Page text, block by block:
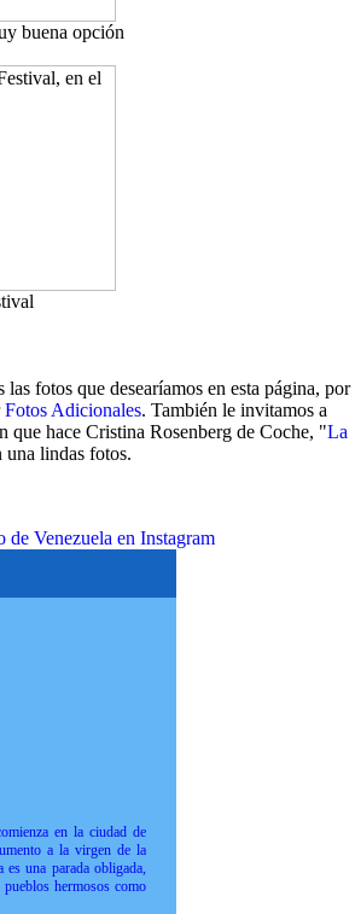
buena opción
fotos que desearíamos en esta página, por
Fotos Adicionales. También le invitamos a
que hace Cristina Rosenberg de Coche, "La
una lindas fotos.
de Venezuela en Instagram
en la ciudad de
a la virgen de la
una parada obligada,
hermosos como